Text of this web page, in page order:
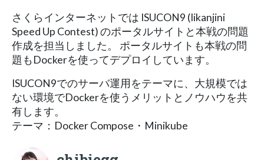
さくらインターネットでは ISUCON9 (Iikanjini
Speed Up Contest) のポータルサイトと本戦の問題
作成を担当しました。 ポータルサイトも本戦の問
題もDockerを使ってデプロイしています。
ISUCON9でのサーバ運用をテーマに、大規模では
ない環境でDockerを使うメリットとノウハウを共
有します。
テーマ：Docker Compose・Minikube